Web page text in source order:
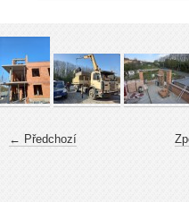
← Předchozí